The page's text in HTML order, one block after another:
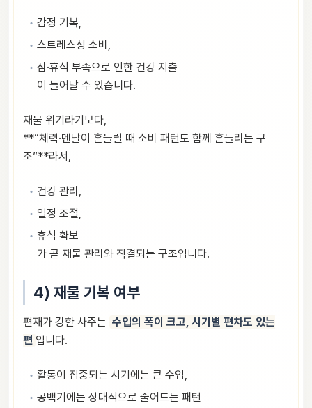
감정 기복,
스트레스성 소비,
잠·휴식 부족으로 인한 건강 지출
이 늘어날 수 있습니다.
재물 위기라기보다,
**“체력·멘탈이 흔들릴 때 소비 패턴도 함께 흔들리는 구
조”**라서,
건강 관리,
일정 조절,
휴식 확보
가 곧 재물 관리와 직결되는 구조입니다.
4) 재물 기복 여부
편재가 강한 사주는 수입의 폭이 크고, 시기별 편차도 있는
편 입니다.
활동이 집중되는 시기에는 큰 수입,
공백기에는 상대적으로 줄어드는 패턴